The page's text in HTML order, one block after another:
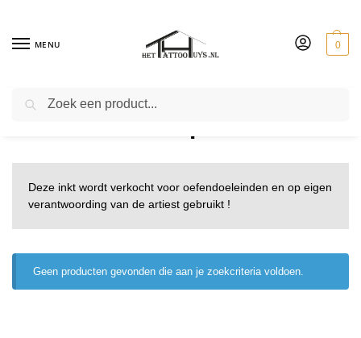
MENU 0
Deze inkt wordt verkocht voor oefendoeleinden en op eigen
verantwoording van de artiest gebruikt !
Geen producten gevonden die aan je zoekcriteria voldoen.